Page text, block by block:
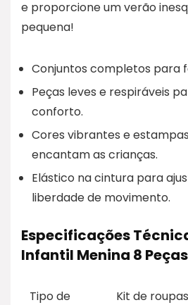
e proporcione um verão
pequena!
Conjuntos completos para
Peças leves e respiráveis
conforto.
Cores vibrantes e
encantam as crianças.
Elástico na cintura para
liberdade de movimento.
Especificações
Infantil Menina 8 Peças
Tipo de
Kit de